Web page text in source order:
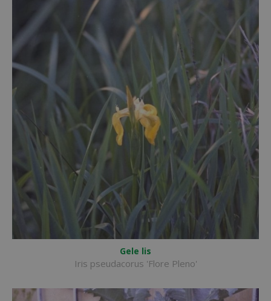
Gele lis
Iris pseudacorus 'Flore Pleno'